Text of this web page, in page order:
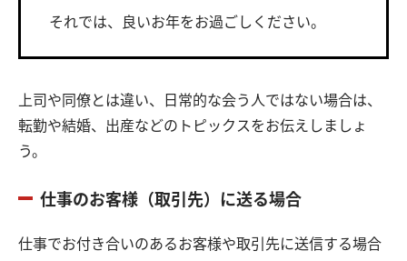
それでは、良いお年をお過ごしください。
上司や同僚とは違い、日常的な会う人ではない場合は、
転勤や結婚、出産などのトピックスをお伝えしましょ
う。
仕事のお客様（取引先）に送る場合
仕事でお付き合いのあるお客様や取引先に送信する場合